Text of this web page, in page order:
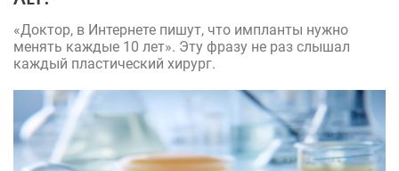
«Доктор, в Интернете пишут, что импланты нужно
менять каждые 10 лет». Эту фразу не раз слышал
каждый пластический хирург.